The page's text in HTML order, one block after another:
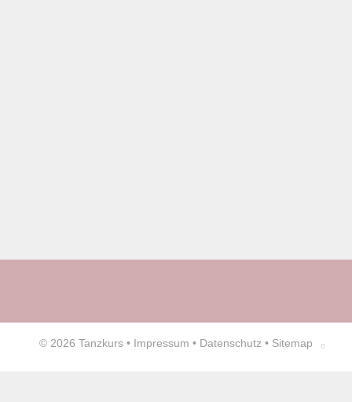
© 2026 Tanzkurs • Impressum • Datenschutz • Sitemap